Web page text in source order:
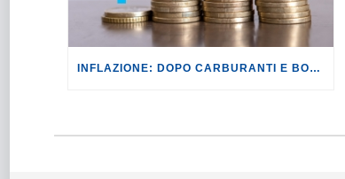
INFLAZIONE: DOPO CARBURANTI E BOLLETTE, GLI EFFETTI DEL CONFLITTO INIZIANO A FARSI SENTIRE SUI PREZZI.